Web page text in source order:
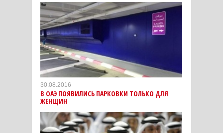
30.08.2016
В ОАЭ ПОЯВИЛИСЬ ПАРКОВКИ ТОЛЬКО ДЛЯ
ЖЕНЩИН